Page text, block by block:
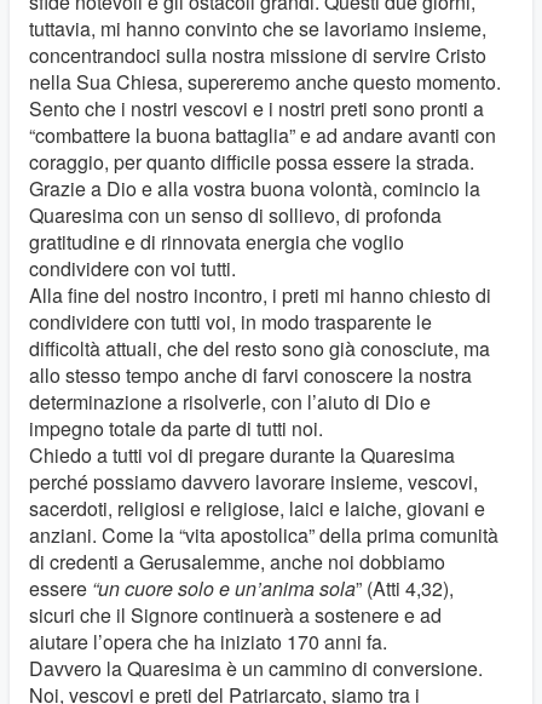
tuttavia, mi hanno convinto che se lavoriamo insieme,
concentrandoci sulla nostra missione di servire Cristo
nella Sua Chiesa, supereremo anche questo momento.
Sento che i nostri vescovi e i nostri preti sono pronti a
“combattere la buona battaglia” e ad andare avanti con
coraggio, per quanto difficile possa essere la strada.
Grazie a Dio e alla vostra buona volontà, comincio la
Quaresima con un senso di sollievo, di profonda
gratitudine e di rinnovata energia che voglio
condividere con voi tutti.
Alla fine del nostro incontro, i preti mi hanno chiesto di
condividere con tutti voi, in modo trasparente le
difficoltà attuali, che del resto sono già conosciute, ma
allo stesso tempo anche di farvi conoscere la nostra
determinazione a risolverle, con l’aiuto di Dio e
impegno totale da parte di tutti noi.
Chiedo a tutti voi di pregare durante la Quaresima
perché possiamo davvero lavorare insieme, vescovi,
sacerdoti, religiosi e religiose, laici e laiche, giovani e
anziani. Come la “vita apostolica” della prima comunità
di credenti a Gerusalemme, anche noi dobbiamo
essere “un cuore solo e un’anima sola” (Atti 4,32),
sicuri che il Signore continuerà a sostenere e ad
aiutare l’opera che ha iniziato 170 anni fa.
Davvero la Quaresima è un cammino di conversione.
Noi, vescovi e preti del Patriarcato, siamo tra i